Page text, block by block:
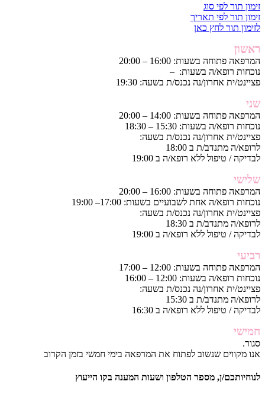
זימון תור לפי סוג
זימון תור לפי תאריך
לזימון תור לחץ כאן
ראשון
המרפאה פתוחה בשעות: 16:00 – 20:00
נוכחות רופא/ה בשעות: –
פציינט/ית אחרון/נה נכנס/ת בשעה: 19:30
שני
המרפאה פתוחה בשעות: 14:00 – 20:00
נוכחות רופא/ה בשעות: 15:30 – 18:30
פציינט/ית אחרון/נה נכנס/ת בשעה:
לרופא/ה מתנדב/ת ב 18:00
לבדיקה / טיפול ללא רופא/ה ב 19:00
שלישי
המרפאה פתוחה בשעות: 16:00 – 20:00
נוכחות רופא/ה אחת לשבועיים בשעות: 17:00– 19:00
פציינט/ית אחרון/נה נכנס/ת בשעה:
לרופא/ה מתנדב/ת ב 18:30
לבדיקה / טיפול ללא רופא/ה ב 19:00
רביעי
המרפאה פתוחה בשעות: 12:00 – 17:00
נוכחות רופא/ה בשעות: 12:00 – 16:00
פציינט/ית אחרון/נה נכנס/ת בשעה:
לרופא/ה מתנדב/ת ב 15:30
לבדיקה / טיפול ללא רופא/ה ב 16:30
חמישי
סגור.
אנו מקווים שנשוב לפתוח את המרפאה בימי חמשי בזמן הקרוב
לנוחיותכם/ן, מספר הטלפון ושעות המענה בקו הייעוץ